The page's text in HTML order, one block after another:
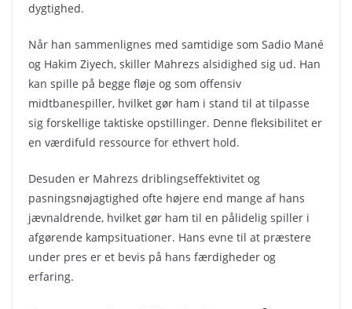
dygtighed.
Når han sammenlignes med samtidige som Sadio Mané
og Hakim Ziyech, skiller Mahrezs alsidighed sig ud. Han
kan spille på begge fløje og som offensiv
midtbanespiller, hvilket gør ham i stand til at tilpasse
sig forskellige taktiske opstillinger. Denne fleksibilitet er
en værdifuld ressource for ethvert hold.
Desuden er Mahrezs driblingseffektivitet og
pasningsnøjagtighed ofte højere end mange af hans
jævnaldrende, hvilket gør ham til en pålidelig spiller i
afgørende kampsituationer. Hans evne til at præstere
under pres er et bevis på hans færdigheder og
erfaring.